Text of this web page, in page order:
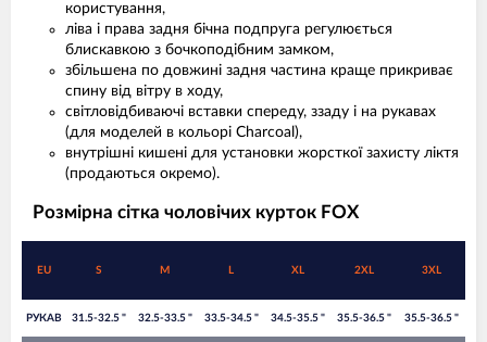
користування,
ліва і права задня бічна подпруга регулюється
блискавкою з бочкоподібним замком,
збільшена по довжині задня частина краще прикриває
спину від вітру в ходу,
світловідбиваючі вставки спереду, ззаду і на рукавах
(для моделей в кольорі Charcoal),
внутрішні кишені для установки жорсткої захисту ліктя
(продаються окремо).
Розмірна сітка чоловічих курток FOX
EU S M L XL 2XL 3XL
РУКАВ 31.5-32.5 " 32.5-33.5 " 33.5-34.5 " 34.5-35.5 " 35.5-36.5 " 35.5-36.5 "